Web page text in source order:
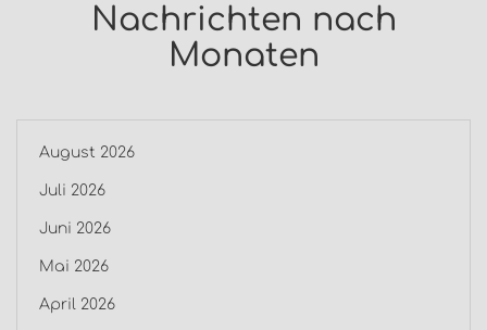
Nachrichten nach
Monaten
August 2026
Juli 2026
Juni 2026
Mai 2026
April 2026